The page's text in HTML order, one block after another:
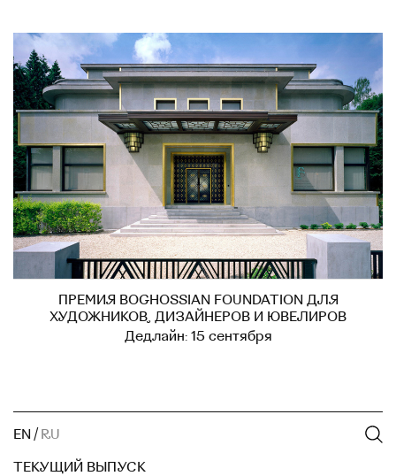
ПРЕМИЯ BOGHOSSIAN FOUNDATION ДЛЯ
ХУДОЖНИКОВ, ДИЗАЙНЕРОВ И ЮВЕЛИРОВ
Дедлайн: 15 сентября
EN / RU
ТЕКУЩИЙ ВЫПУСК